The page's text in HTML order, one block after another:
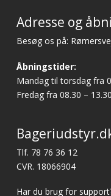
Adresse og
Besøg os på:
Åbningstider:
Mandag til torsdag fra
Fredag fra 08.30 –
Tlf. 78 76 36 12
CVR. 18066904
Har du brug for